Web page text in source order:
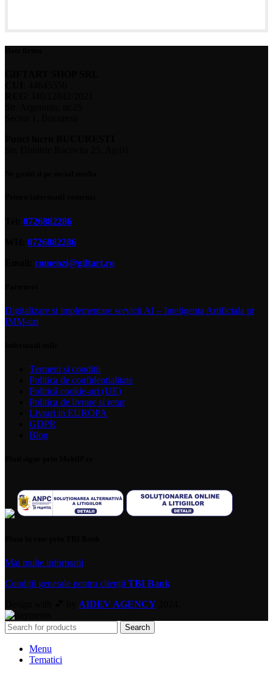
0726882286
0726882286
comenzi@giftart.ro
Digitalizare si implementare servicii AI – Inteligenta Artificiala pt
IMM-uri
Termeni si conditii
Politica de confidentialitate
Politică cookie-uri (UE)
Politica de livrare si retur
Livrari in EUROPA
GDPR
Blog
Mai multe informatii
Condiții generale pentru clienții TBI Bank
AIDEV AGENCY
Search
Menu
Tematici